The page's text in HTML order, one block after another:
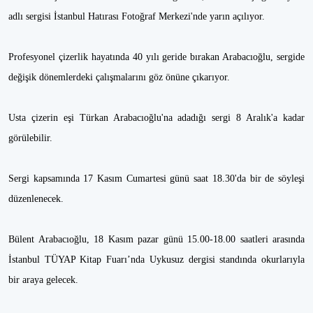
adlı sergisi İstanbul Hatırası Fotoğraf Merkezi'nde yarın açılıyor.
Profesyonel çizerlik hayatında 40 yılı geride bırakan Arabacıoğlu, sergide
değişik dönemlerdeki çalışmalarını göz önüne çıkarıyor.
Usta çizerin eşi Türkan Arabacıoğlu'na adadığı sergi 8 Aralık'a kadar
görülebilir.
Sergi kapsamında 17 Kasım Cumartesi günü saat 18.30'da bir de söyleşi
düzenlenecek.
Bülent Arabacıoğlu, 18 Kasım pazar günü 15.00-18.00 saatleri arasında
İstanbul TÜYAP Kitap Fuarı’nda Uykusuz dergisi standında okurlarıyla
bir araya gelecek.